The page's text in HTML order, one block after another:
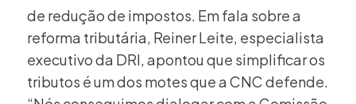
de redução de impostos. Em fala sobre a
reforma tributária, Reiner Leite, especialista
executivo da DRI, apontou que simplificar os
tributos é um dos motes que a CNC defende.